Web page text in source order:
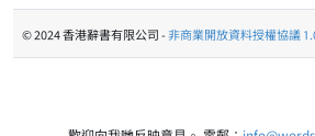
© 2024 香港辭書有限公司 -非商業開放資料授權協議